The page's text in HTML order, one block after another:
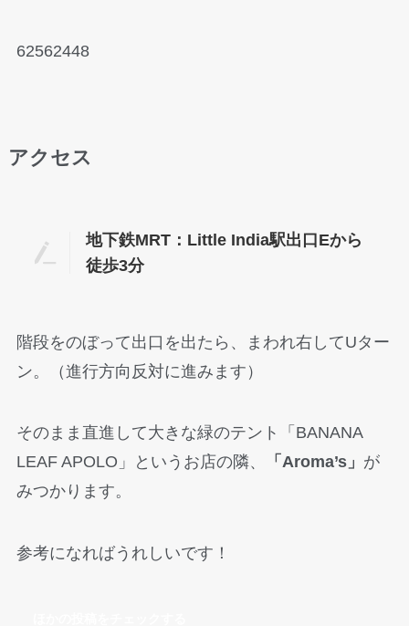
62562448
アクセス
地下鉄MRT：Little India駅出口Eから
徒歩3分
階段をのぼって出口を出たら、まわれ右してUター
ン。（進行方向反対に進みます）
そのまま直進して大きな緑のテント「BANANA
LEAF APOLO」というお店の隣、
「Aroma’s」 が
みつかります。
参考になればうれしいです！